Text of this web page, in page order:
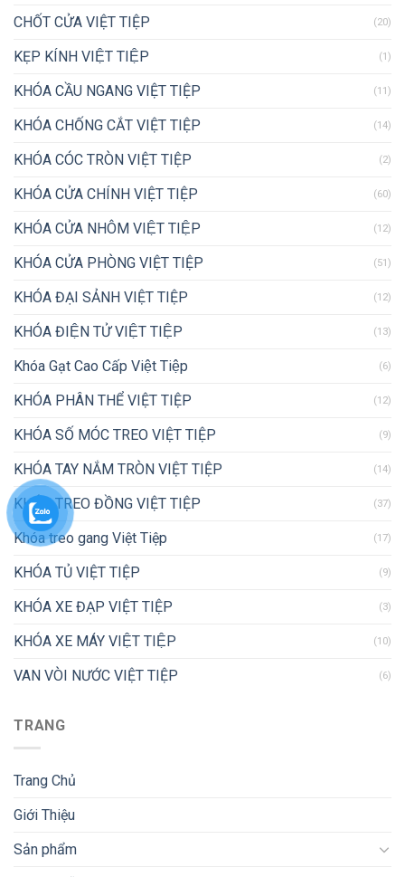
CHỐT CỬA VIỆT TIỆP (20)
KẸP KÍNH VIỆT TIỆP (1)
KHÓA CẦU NGANG VIỆT TIỆP (11)
KHÓA CHỐNG CẮT VIỆT TIỆP (14)
KHÓA CÓC TRÒN VIỆT TIỆP (2)
KHÓA CỬA CHÍNH VIỆT TIỆP (60)
KHÓA CỬA NHÔM VIỆT TIỆP (12)
KHÓA CỬA PHÒNG VIỆT TIỆP (51)
KHÓA ĐẠI SẢNH VIỆT TIỆP (12)
KHÓA ĐIỆN TỬ VIỆT TIỆP (13)
Khóa Gạt Cao Cấp Việt Tiệp (6)
KHÓA PHÂN THỂ VIỆT TIỆP (12)
KHÓA SỐ MÓC TREO VIỆT TIỆP (9)
KHÓA TAY NẮM TRÒN VIỆT TIỆP (14)
KHÓA TREO ĐỒNG VIỆT TIỆP (37)
Khóa treo gang Việt Tiệp (17)
KHÓA TỦ VIỆT TIỆP (9)
KHÓA XE ĐẠP VIỆT TIỆP (3)
KHÓA XE MÁY VIỆT TIỆP (10)
VAN VÒI NƯỚC VIỆT TIỆP (6)
TRANG
Trang Chủ
Giới Thiệu
Sản phẩm